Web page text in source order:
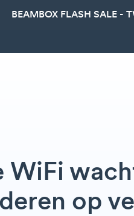
BEAMBOX FLASH SALE -
WiFi
op